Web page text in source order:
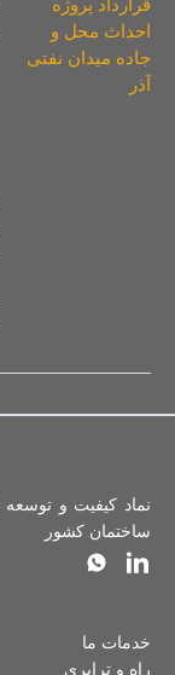
ساختمان کشور
خدمات ما
راه و ترابری